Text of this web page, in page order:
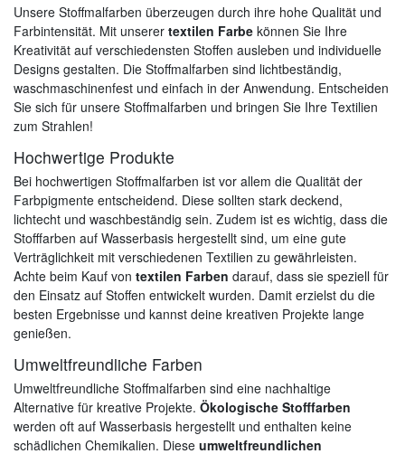
Unsere Stoffmalfarben überzeugen durch ihre hohe Qualität und
Farbintensität. Mit unserer textilen Farbe können Sie Ihre
Kreativität auf verschiedensten Stoffen ausleben und individuelle
Designs gestalten. Die Stoffmalfarben sind lichtbeständig,
waschmaschinenfest und einfach in der Anwendung. Entscheiden
Sie sich für unsere Stoffmalfarben und bringen Sie Ihre Textilien
zum Strahlen!
Hochwertige Produkte
Bei hochwertigen Stoffmalfarben ist vor allem die Qualität der
Farbpigmente entscheidend. Diese sollten stark deckend,
lichtecht und waschbeständig sein. Zudem ist es wichtig, dass die
Stofffarben auf Wasserbasis hergestellt sind, um eine gute
Verträglichkeit mit verschiedenen Textilien zu gewährleisten.
Achte beim Kauf von textilen Farben darauf, dass sie speziell für
den Einsatz auf Stoffen entwickelt wurden. Damit erzielst du die
besten Ergebnisse und kannst deine kreativen Projekte lange
genießen.
Umweltfreundliche Farben
Umweltfreundliche Stoffmalfarben sind eine nachhaltige
Alternative für kreative Projekte. Ökologische Stofffarben
werden oft auf Wasserbasis hergestellt und enthalten keine
schädlichen Chemikalien. Diese umweltfreundlichen